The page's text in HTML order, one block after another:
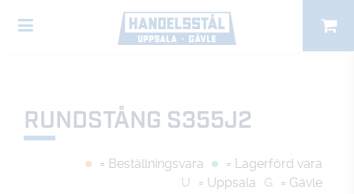
RUNDSTÅNG S355J2
= Beställningsvara
= Lagerförd vara
U
= Uppsala G = Gävle